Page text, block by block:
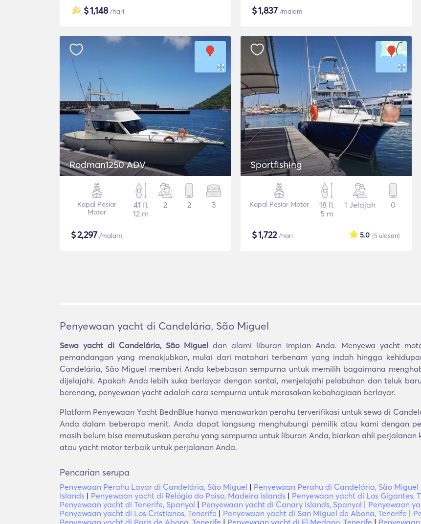
$1,148/hari $1,837 /malam
Rodman1250 ADV
Kapal Pesiar
Motor
41 ft
12 m
2 2 3
$2,297 /malam
Sportfishing
Kapal Pesiar Motor
18 ft
5 m
1 Jelajah 0
$1,722/hari (5 ulasan)
5.0
Penyewaan yacht di Candelária, São Miguel
Sewa yacht di Candelária, São Miguel dan alami liburan impian Anda. Menyewa yacht
pemandangan yang menakjubkan, mulai dari matahari terbenam yang indah hingga
Candelária, São Miguel memberi Anda kebebasan sempurna untuk memilih bagaimana
dijelajahi. Apakah Anda lebih suka berlayar dengan santai, menjelajahi pelabuhan dan teluk
berenang, penyewaan yacht adalah cara sempurna untuk merasakan kebahagiaan berlayar.
Platform Penyewaan Yacht BednBlue hanya menawarkan perahu terverifikasi untuk sewa di
Anda dalam beberapa menit. Anda dapat langsung menghubungi pemilik atau kami dengan
masih belum bisa memutuskan perahu yang sempurna untuk liburan Anda, biarkan ahli
atau yacht motor terbaik untuk perjalanan Anda.
Pencarian serupa
Penyewaan Perahu Layar di Candelária, São Miguel | Penyewaan Perahu di Candelária, São Miguel
Islands | Penyewaan yacht di Relógio do Poiso, Madeira Islands | Penyewaan yacht di Los Gigantes,
Penyewaan yacht di Tenerife, Spanyol | Penyewaan yacht di Canary Islands, Spanyol | Penyewaan
Penyewaan yacht di Los Cristianos, Tenerife | Penyewaan yacht di San Miguel de Abona, Tenerife |
Penyewaan yacht di Poris de Abona, Tenerife | Penyewaan yacht di El Medano, Tenerife |